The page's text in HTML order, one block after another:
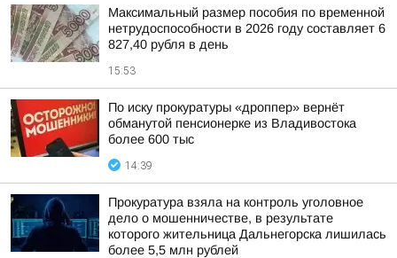
Максимальный размер пособия по временной
нетрудоспособности в 2026 году составляет 6
827,40 рубля в день
15:53
По иску прокуратуры «дроппер» вернёт
обманутой пенсионерке из Владивостока
более 600 тыс
14:39
Прокуратура взяла на контроль уголовное
дело о мошенничестве, в результате
которого жительница Дальнегорска лишилась
более 5,5 млн рублей